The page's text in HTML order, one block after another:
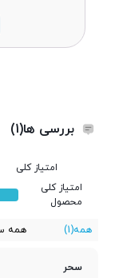
فرکانس پردازنده در
حافظه کش
بررسی ها(1)
امتیاز کلی
امتیاز کلی
محصول
همه(1) همه
سحر